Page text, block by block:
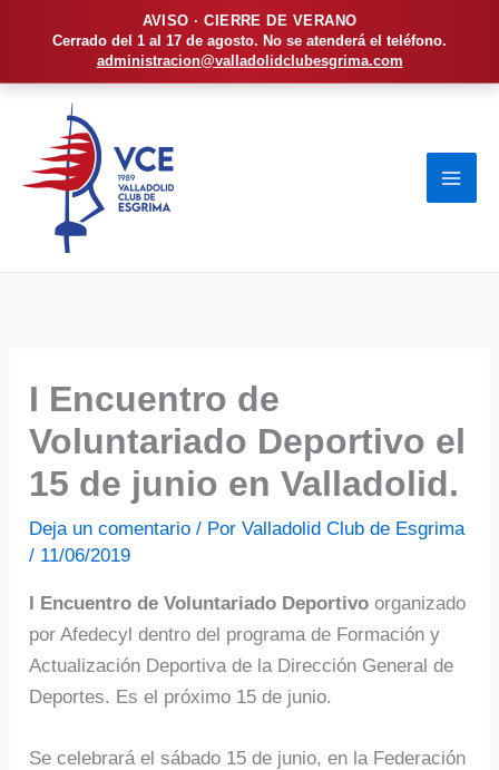
AVISO · CIERRE DE VERANO
Cerrado del 1 al 17 de agosto. No se atenderá el teléfono.
administracion@valladolidclubesgrima.com
contenido
I Encuentro de
Voluntariado Deportivo el
15 de junio en Valladolid.
Deja un comentario / PorValladolid Club de Esgrima
/ 11/06/2019
I Encuentro de Voluntariado Deportivo organizado
por Afedecyl dentro del programa de Formación y
Actualización Deportiva de la Dirección General de
Deportes. Es el próximo 15 de junio.
Se celebrará el sábado 15 de junio, en la Federación